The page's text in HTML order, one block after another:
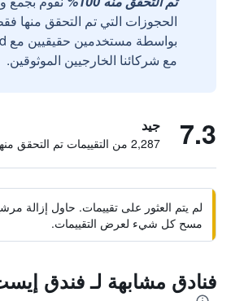
الحجوزات التي تم التحقق منها
مع شركائنا الخارجيين الموثوقين.
7.3 جيد
2,287 من التقييمات تم التحقق منها
لم يتم العثور على تقييمات. حاول إزالة
مسح كل شيء لعرض التقييمات.
فنادق مشابهة لـ فندق